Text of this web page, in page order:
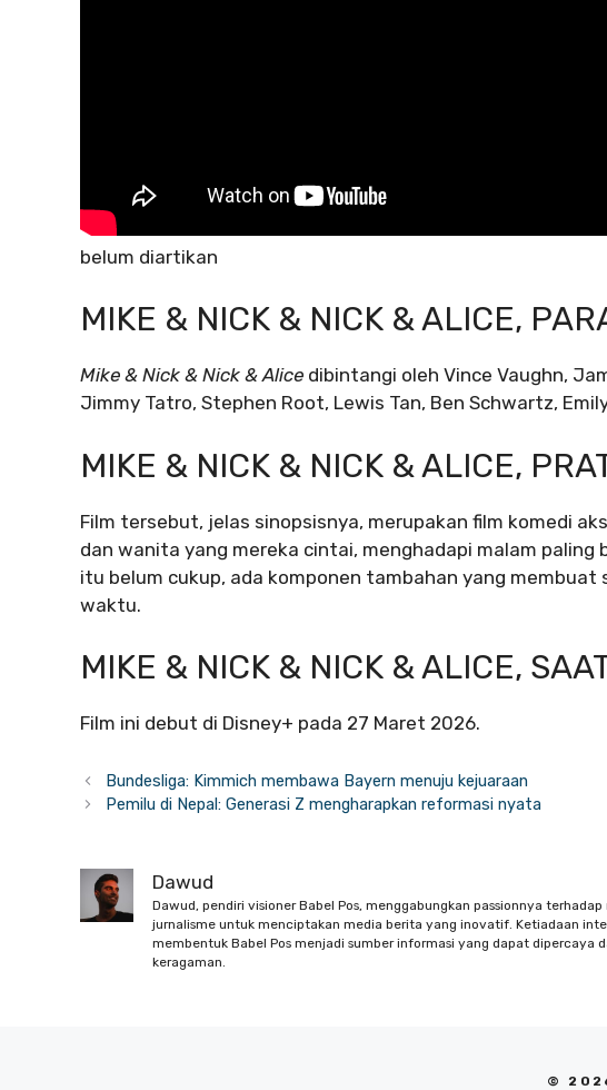
belum diartikan
MIKE & NICK & NICK & ALICE,
Mike & Nick & Nick & Alice dibintangi oleh Vince Vaughn,
Jimmy Tatro, Stephen Root, Lewis Tan, Ben Schwartz,
MIKE & NICK & NICK & ALICE,
Film tersebut, jelas sinopsisnya, merupakan film komedi
dan wanita yang mereka cintai, menghadapi malam paling
itu belum cukup, ada komponen tambahan yang membuat
waktu.
MIKE & NICK & NICK & ALICE,
Film ini debut di Disney+ pada 27 Maret 2026.
Bundesliga: Kimmich membawa Bayern menuju kejuaraan
Pemilu di Nepal: Generasi Z mengharapkan reformasi nyata
Dawud
Dawud, pendiri visioner Babel Pos, menggabungkan passionnya
jurnalisme untuk menciptakan media berita yang inovatif. Ketiadaan
membentuk Babel Pos menjadi sumber informasi yang dapat dipercaya
keragaman.
©